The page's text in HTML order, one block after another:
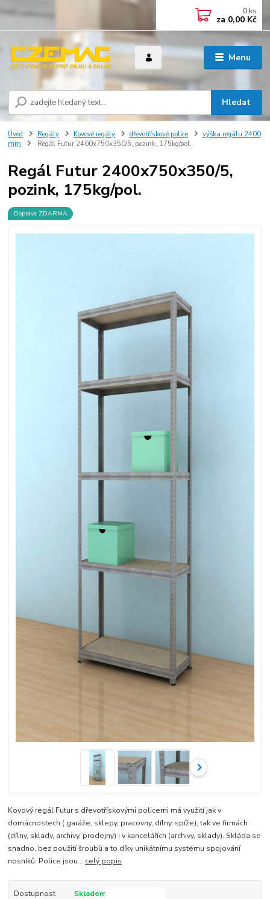
Menu
Hledat
0 ks
za 0,00 Kč
Úvod Regály Kovové regály dřevotřískové police
výška regálu 2400
mm
Regál Futur 2400x750x350/5, pozink, 175kg/pol.
Regál Futur 2400x750x350/5,
pozink, 175kg/pol.
Doprava ZDARMA
Kovový regál Futur s dřevotřískovými policemi má využití jak v
domácnostech ( garáže, sklepy, pracovny, dílny, spíže), tak ve firmách
(dílny, sklady, archivy, prodejny) i v kancelářích (archivy, sklady). Skláda se
snadno, bez použití šroubů a to díky unikátnímu systému spojování
nosníků. Police jsou... celý popis
Dostupnost Skladem